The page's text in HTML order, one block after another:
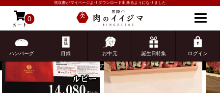
領収書がマイページよりダウンロード出来るようになりました
カート
0
ハンバーグ 目録 お中元 誕生日特集 ログイン
ゲスト 様こんにちは
ログイン
誕生日プレゼント 母親への誕生日祝い